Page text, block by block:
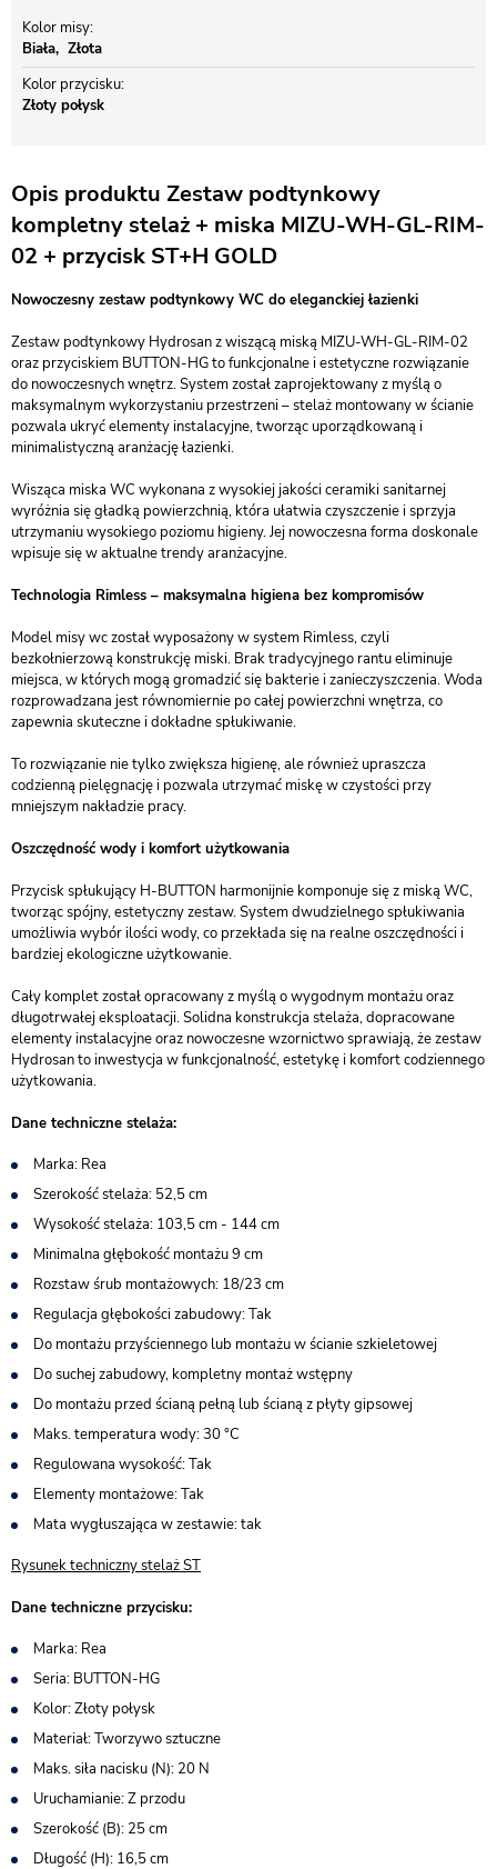
Kolor misy
Biała
Złota
Kolor przycisku
Złoty połysk
Opis produktu Zestaw podtynkowy
kompletny stelaż + miska MIZU-WH-GL-RIM-
02 + przycisk ST+H GOLD
Nowoczesny zestaw podtynkowy WC do eleganckiej łazienki
Zestaw podtynkowy Hydrosan z wiszącą miską MIZU-WH-GL-RIM-02
oraz przyciskiem BUTTON-HG to funkcjonalne i estetyczne rozwiązanie
do nowoczesnych wnętrz. System został zaprojektowany z myślą o
maksymalnym wykorzystaniu przestrzeni – stelaż montowany w ścianie
pozwala ukryć elementy instalacyjne, tworząc uporządkowaną i
minimalistyczną aranżację łazienki.
Wisząca miska WC wykonana z wysokiej jakości ceramiki sanitarnej
wyróżnia się gładką powierzchnią, która ułatwia czyszczenie i sprzyja
utrzymaniu wysokiego poziomu higieny. Jej nowoczesna forma doskonale
wpisuje się w aktualne trendy aranżacyjne.
Technologia Rimless – maksymalna higiena bez kompromisów
Model misy wc został wyposażony w system Rimless, czyli
bezkołnierzową konstrukcję miski. Brak tradycyjnego rantu eliminuje
miejsca, w których mogą gromadzić się bakterie i zanieczyszczenia. Woda
rozprowadzana jest równomiernie po całej powierzchni wnętrza, co
zapewnia skuteczne i dokładne spłukiwanie.
To rozwiązanie nie tylko zwiększa higienę, ale również upraszcza
codzienną pielęgnację i pozwala utrzymać miskę w czystości przy
mniejszym nakładzie pracy.
Oszczędność wody i komfort użytkowania
Przycisk spłukujący H-BUTTON harmonijnie komponuje się z miską WC,
tworząc spójny, estetyczny zestaw. System dwudzielnego spłukiwania
umożliwia wybór ilości wody, co przekłada się na realne oszczędności i
bardziej ekologiczne użytkowanie.
Cały komplet został opracowany z myślą o wygodnym montażu oraz
długotrwałej eksploatacji. Solidna konstrukcja stelaża, dopracowane
elementy instalacyjne oraz nowoczesne wzornictwo sprawiają, że zestaw
Hydrosan to inwestycja w funkcjonalność, estetykę i komfort codziennego
użytkowania.
Dane techniczne stelaża:
Marka: Rea
Szerokość stelaża: 52,5 cm
Wysokość stelaża: 103,5 cm - 144 cm
Minimalna głębokość montażu 9 cm
Rozstaw śrub montażowych: 18/23 cm
Regulacja głębokości zabudowy: Tak
Do montażu przyściennego lub montażu w ścianie szkieletowej
Do suchej zabudowy, kompletny montaż wstępny
Do montażu przed ścianą pełną lub ścianą z płyty gipsowej
Maks. temperatura wody: 30 °C
Regulowana wysokość: Tak
Elementy montażowe: Tak
Mata wygłuszająca w zestawie: tak
Rysunek techniczny stelaż ST
Dane techniczne przycisku:
Marka: Rea
Seria: BUTTON-HG
Kolor: Złoty połysk
Materiał: Tworzywo sztuczne
Maks. siła nacisku (N): 20 N
Uruchamianie: Z przodu
Szerokość (B): 25 cm
Długość (H): 16,5 cm